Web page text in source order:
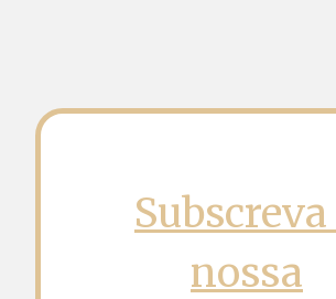
Subscreva
nossa